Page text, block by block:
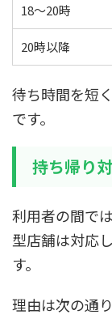
18〜20時
20時以降
待ち時間を短
です。
持ち帰り
利用者の間で
型店舗は対応
す。
理由は次の通り